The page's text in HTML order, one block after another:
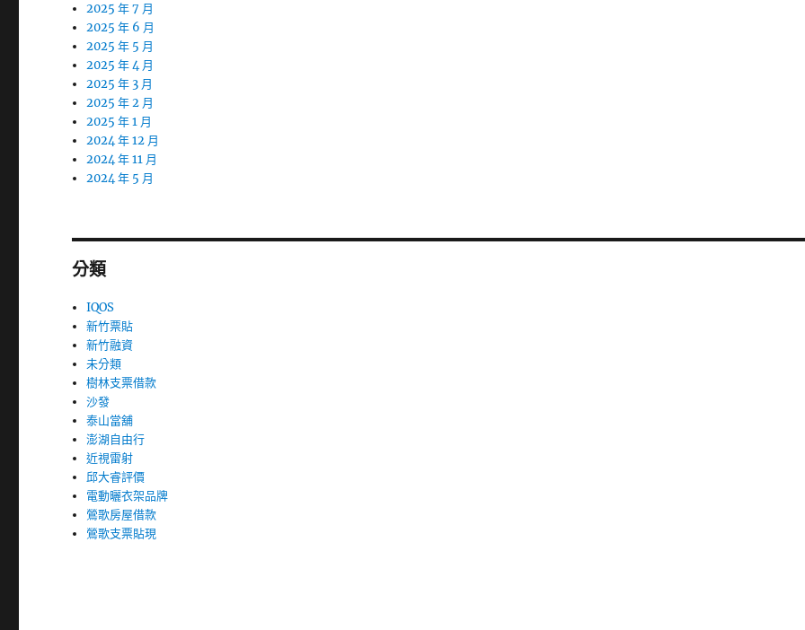
2025 年 7 月
2025 年 6 月
2025 年 5 月
2025 年 4 月
2025 年 3 月
2025 年 2 月
2025 年 1 月
2024 年 12 月
2024 年 11 月
2024 年 5 月
分類
IQOS
新竹票貼
新竹融資
未分類
樹林支票借款
沙發
泰山當舖
澎湖自由行
近視雷射
邱大睿評價
電動曬衣架品牌
鶯歌房屋借款
鶯歌支票貼現